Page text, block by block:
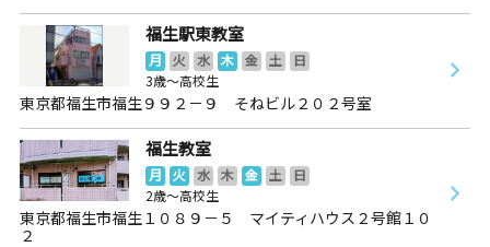
福生駅東教室
月 火 水 木 金 土
日
3歳～高校生
東京都福生市福生９９２－９ そねビル２０２号室
福生教室
月 火 水 木 金 土
日
2歳～高校生
東京都福生市福生１０８９－５ マイティハウス２号館１０
２